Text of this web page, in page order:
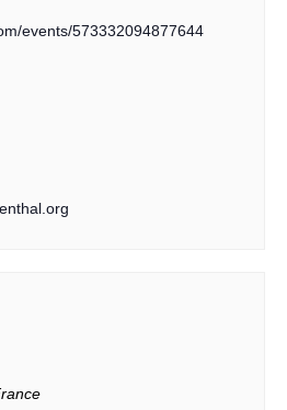
events/573332094877644